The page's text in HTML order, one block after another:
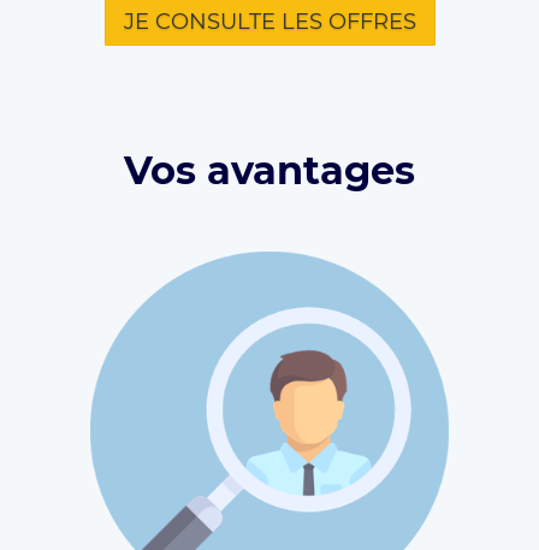
JE CONSULTE LES OFFRES
Vos avantages